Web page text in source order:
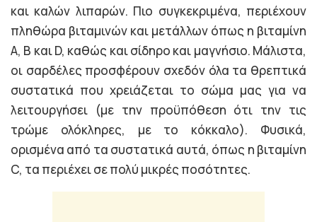
και καλών λιπαρών. Πιο συγκεκριμένα, περιέχουν
πληθώρα βιταμινών και μετάλλων όπως η βιταμίνη
A, Β και D, καθώς και σίδηρο και μαγνήσιο. Μάλιστα,
οι σαρδέλες προσφέρουν σχεδόν όλα τα θρεπτικά
συστατικά που χρειάζεται το σώμα μας για να
λειτουργήσει (με την προϋπόθεση ότι την τις
τρώμε ολόκληρες, με το κόκκαλο). Φυσικά,
ορισμένα από τα συστατικά αυτά, όπως η βιταμίνη
C, τα περιέχει σε πολύ μικρές ποσότητες.